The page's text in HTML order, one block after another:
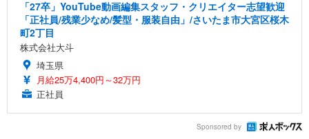
「27卒」YouTube動画編集スタッフ・クリエイター志望歓迎
「正社員/残業少なめ/髪型・服装自由」/さいたま市大宮区桜木
町2丁目
株式会社大斗
埼玉県
月給25万4,400円～32万円
正社員
Sponsored by